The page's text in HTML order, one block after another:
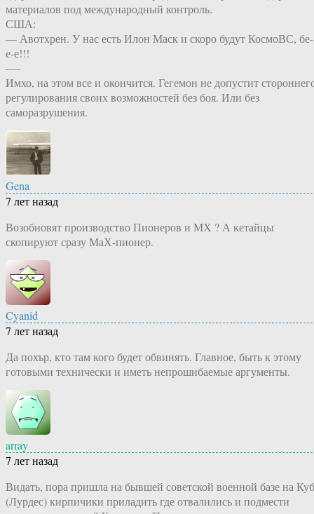
материалов под международный контроль.
США:
— Авотхрен. У нас есть Илон Маск и скоро будут КосмоВС, бе-
е-е!!!
—-
Имхо, на этом все и окончится. Гегемон не допустит
регулирования своих возможностей без боя. Или без
саморазрушения.
Gena
7 лет назад
Возобновят производство Пионеров и МХ ? А кетайцы
скопируют сразу МаХ-пионер.
Cyanid
7 лет назад
Да похър, кто там кого будет обвинять. Главное, быть к этому
готовыми технически и иметь непрошибаемые аргументы.
array
7 лет назад
Видать, пора пришла на бывшей советской военной базе на
(Лурдес) кирпичики приладить где отвалились и подмести